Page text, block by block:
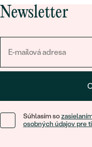
Newsletter
Súhlasím so
osobných údajov pre